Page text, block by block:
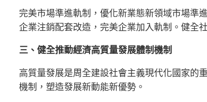
完美市場準進軌制，優化新業態新領域市場準
企業注銷配套改造，完美企業加入軌制。健全
三、健全推動經濟高質量發展體制機制
高質量發展是周全建設社會主義現代化國家的
機制，塑造發展新動能新優勢。